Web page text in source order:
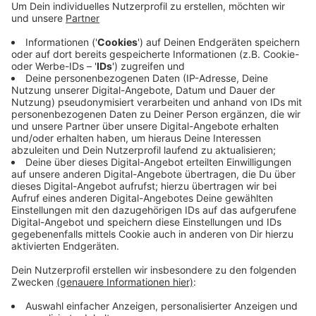
Insgesamt gab es am UKB 96 Zwillinge und sechs mal
kamen Drillinge zur Welt. Im 2020 neu eröffneten
Eltern-Kind-Zentrum der Uniklink gibt es für werdene
Mütter Geburtshilfe mit modernster Technik und
höchsten medizinischem Standard.
Anzeige
Anzeige